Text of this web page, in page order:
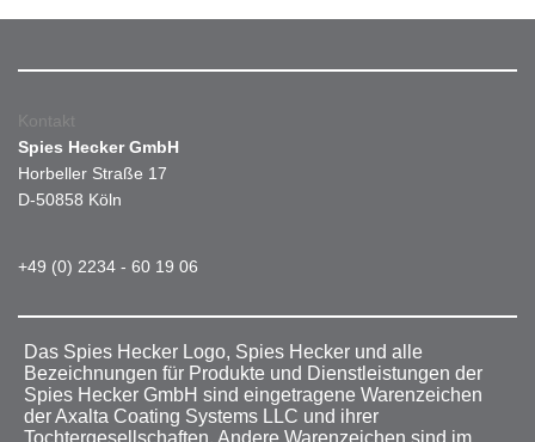
Kontakt
Spies Hecker GmbH
Horbeller Straße 17
D-50858 Köln
+49 (0) 2234 - 60 19 06
Das Spies Hecker Logo, Spies Hecker und alle
Bezeichnungen für Produkte und Dienstleistungen der
Spies Hecker GmbH sind eingetragene Warenzeichen
der Axalta Coating Systems LLC und ihrer